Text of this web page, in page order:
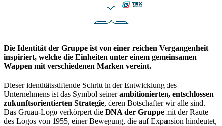
Die Identität der Gruppe ist von einer reichen Vergangenheit
inspiriert, welche die Einheiten unter einem gemeinsamen
Wappen mit verschiedenen Marken vereint.
Dieser identitätsstiftende Schritt in der Entwicklung des
Unternehmens ist das Symbol seinerambitionierten, entschlossen
zukunftsorientierten Strategie, deren Botschafter wir alle sind.
Das Gruau-Logo verkörpert die DNA der Gruppe mit der Raute
des Logos von 1955, einer Bewegung, die auf Expansion hindeutet,